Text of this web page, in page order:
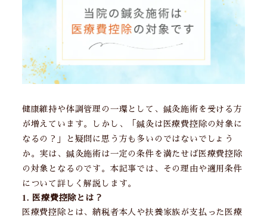
健康維持や体調管理の一環として、鍼灸施術を受ける方
が増えています。しかし、「鍼灸は医療費控除の対象に
なるの？」と疑問に思う方も多いのではないでしょう
か。実は、鍼灸施術は一定の条件を満たせば医療費控除
の対象となるのです。本記事では、その理由や適用条件
について詳しく解説します。
1. 医療費控除とは？
医療費控除とは、納税者本人や扶養家族が支払った医療